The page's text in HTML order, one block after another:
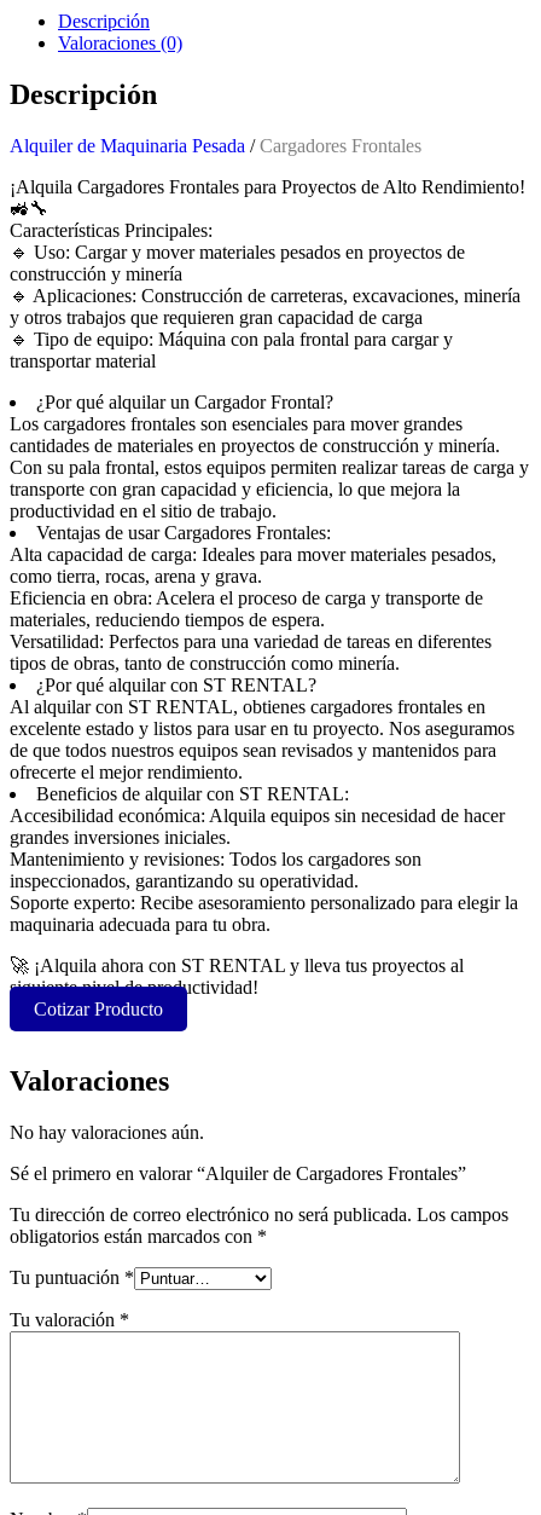
Descripción
Valoraciones (0)
Descripción
Alquiler de Maquinaria Pesada /Cargadores Frontales
¡Alquila Cargadores Frontales para Proyectos de Alto Rendimiento!
🚜🔧
Características Principales:
🔹 Uso: Cargar y mover materiales pesados en proyectos de
construcción y minería
🔹 Aplicaciones: Construcción de carreteras, excavaciones, minería
y otros trabajos que requieren gran capacidad de carga
🔹 Tipo de equipo: Máquina con pala frontal para cargar y
transportar material
¿Por qué alquilar un Cargador Frontal?
Los cargadores frontales son esenciales para mover grandes
cantidades de materiales en proyectos de construcción y minería.
Con su pala frontal, estos equipos permiten realizar tareas de carga y
transporte con gran capacidad y eficiencia, lo que mejora la
productividad en el sitio de trabajo.
Ventajas de usar Cargadores Frontales:
Alta capacidad de carga: Ideales para mover materiales pesados,
como tierra, rocas, arena y grava.
Eficiencia en obra: Acelera el proceso de carga y transporte de
materiales, reduciendo tiempos de espera.
Versatilidad: Perfectos para una variedad de tareas en diferentes
tipos de obras, tanto de construcción como minería.
¿Por qué alquilar con ST RENTAL?
Al alquilar con ST RENTAL, obtienes cargadores frontales en
excelente estado y listos para usar en tu proyecto. Nos aseguramos
de que todos nuestros equipos sean revisados y mantenidos para
ofrecerte el mejor rendimiento.
Beneficios de alquilar con ST RENTAL:
Accesibilidad económica: Alquila equipos sin necesidad de hacer
grandes inversiones iniciales.
Mantenimiento y revisiones: Todos los cargadores son
inspeccionados, garantizando su operatividad.
Soporte experto: Recibe asesoramiento personalizado para elegir la
maquinaria adecuada para tu obra.
🚀 ¡Alquila ahora con ST RENTAL y lleva tus proyectos al
siguiente nivel de productividad!
Cotizar Producto
Valoraciones
No hay valoraciones aún.
Sé el primero en valorar “Alquiler de Cargadores Frontales”
Tu dirección de correo electrónico no será publicada. Los campos
obligatorios están marcados con *
Tu puntuación *
Tu valoración *